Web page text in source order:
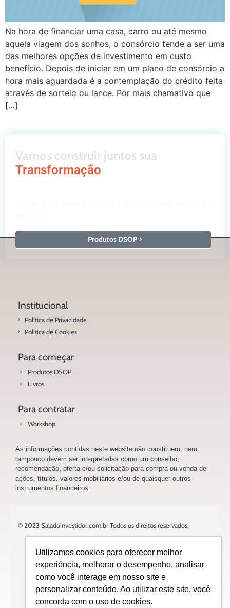
Utilizamos cookies para oferecer melhor
experiência, melhorar o desempenho, analisar
como você interage em nosso site e
personalizar conteúdo. Ao utilizar este site, você
concorda com o uso de cookies.
Na hora de financiar uma casa, carro ou até mesmo
aquela viagem dos sonhos, o consórcio tende a ser uma
das melhores opções de investimento em custo
benefício. Depois de iniciar em um plano de consórcio a
hora mais aguardada é a contemplação do crédito feita
através de sorteio ou lance. Por mais chamativo que
[…]
Vamos construir juntos sua
Transformação
Produtos DSOP
Institucional
Política de Privacidade
Política de Cookies
Para começar
Produtos DSOP
Livros
Para contratar
Workshop
As informações contidas neste website não constituem, nem
tampouco devem ser interpretadas como um conselho,
recomendação, oferta e/ou solicitação para compra ou venda de
ações, títulos, valores mobiliários e/ou de quaisquer outros
instrumentos financeiros.
© 2023 Saladoinvestidor.com.br Todos os direitos reservados.
Design: